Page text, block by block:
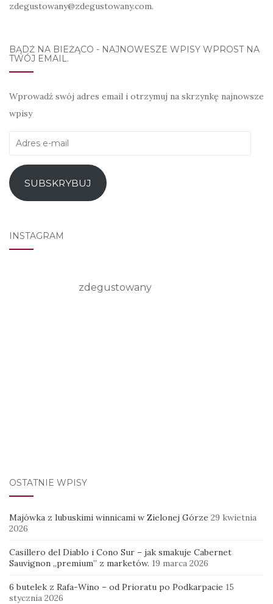
zdegustowany@zdegustowany.com.
BĄDŹ NA BIEŻĄCO - NAJNOWESZE WPISY WPROST NA
TWÓJ EMAIL.
Wprowadź swój adres email i otrzymuj na skrzynkę najnowsze
wpisy
Adres
mail
SUBSKRYBUJ
INSTAGRAM
zdegustowany
OSTATNIE WPISY
Majówka z lubuskimi winnicami w Zielonej Górze 29 kwietnia
2026
Casillero del Diablo i Cono Sur – jak smakuje Cabernet
Sauvignon „premium” z marketów. 19 marca 2026
6 butelek z Rafa-Wino – od Prioratu po Podkarpacie 15
stycznia 2026